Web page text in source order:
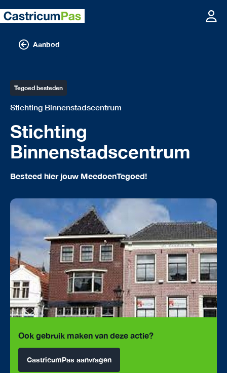
Aanbod
Tegoed besteden
Stichting Binnenstadscentrum
Stichting
Binnenstadscentrum
Besteed hier jouw MeedoenTegoed!
Ook gebruik maken van deze actie?
CastricumPas aanvragen